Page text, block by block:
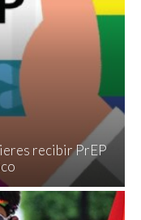
recibir PrEP